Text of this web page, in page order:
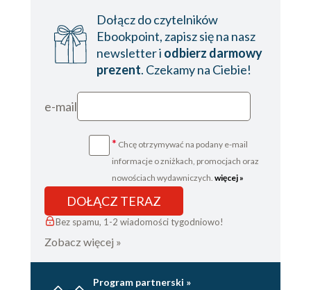
Dołącz do czytelników
Ebookpoint, zapisz się na nasz
newsletter i odbierz darmowy
prezent. Czekamy na Ciebie!
e-mail
* Chcę otrzymywać na podany e-mail
informacje o zniżkach, promocjach oraz
nowościach wydawniczych. więcej »
DOŁĄCZ TERAZ
Bez spamu, 1-2 wiadomości tygodniowo!
Zobacz więcej »
Program partnerski »